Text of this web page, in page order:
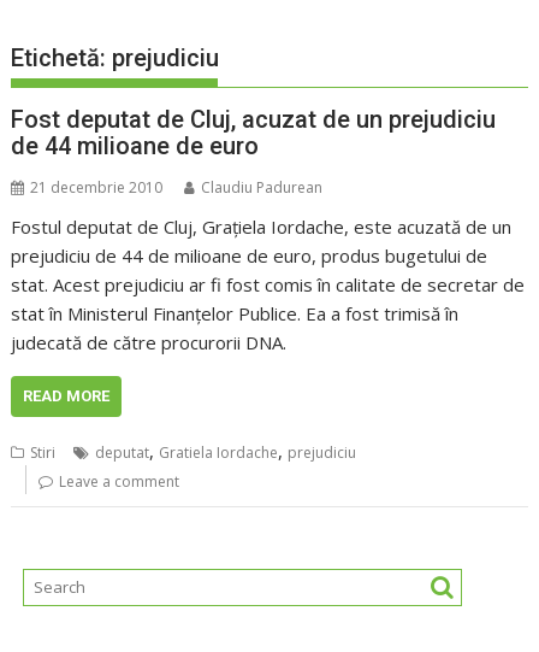
Etichetă: prejudiciu
Fost deputat de Cluj, acuzat de un prejudiciu
de 44 milioane de euro
21 decembrie 2010 Claudiu Padurean
Fostul deputat de Cluj, Grațiela Iordache, este acuzată de un
prejudiciu de 44 de milioane de euro, produs bugetului de
stat. Acest prejudiciu ar fi fost comis în calitate de secretar de
stat în Ministerul Finanțelor Publice. Ea a fost trimisă în
judecată de către procurorii DNA.
READ MORE
Stiri deputat, Gratiela Iordache, prejudiciu
Leave a comment